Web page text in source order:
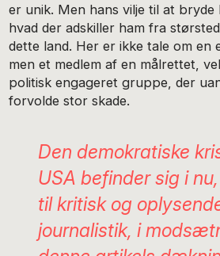
er unik. Men hans vilje til at bryde
hvad der adskiller ham fra
dette land. Her er ikke tale om en
men et medlem af en målrettet,
politisk engageret gruppe, der
forvolde stor skade.
Den demokratiske
USA befinder sig i
til kritisk og
journalistik, i